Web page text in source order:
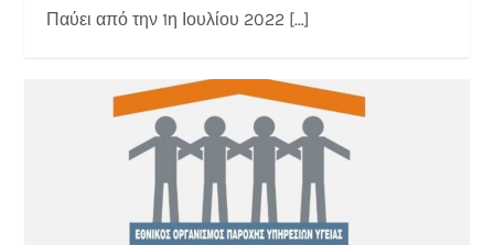
Παύει από την 1η Ιουλίου 2022 […]